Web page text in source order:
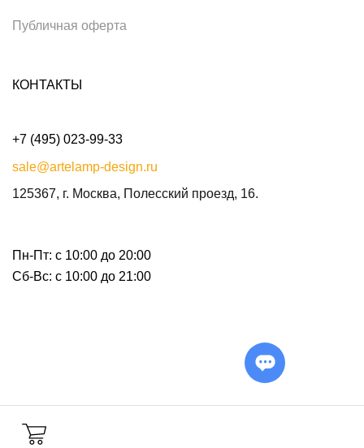
Публичная оферта
КОНТАКТЫ
+7 (495) 023-99-33
sale@artelamp-design.ru
125367, г. Москва, Полесский проезд, 16.
Пн-Пт: с 10:00 до 20:00
Сб-Вс: с 10:00 до 21:00